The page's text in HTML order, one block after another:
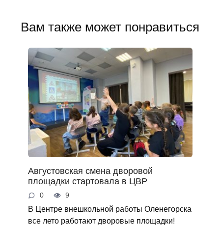
Вам также может понравиться
Августовская смена дворовой
площадки стартовала в ЦВР
0 9
В Центре внешкольной работы Оленегорска
все лето работают дворовые площадки!